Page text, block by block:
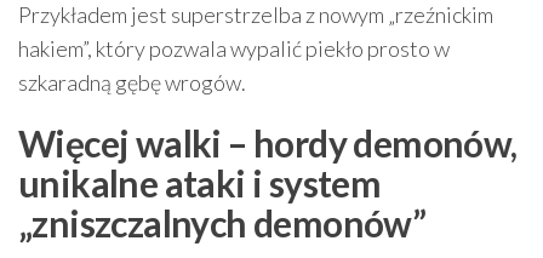
Przykładem jest superstrzelba z nowym „rzeźnickim
hakiem”, który pozwala wypalić piekło prosto w
szkaradną gębę wrogów.
Więcej walki – hordy demonów,
unikalne ataki i system
„zniszczalnych demonów”